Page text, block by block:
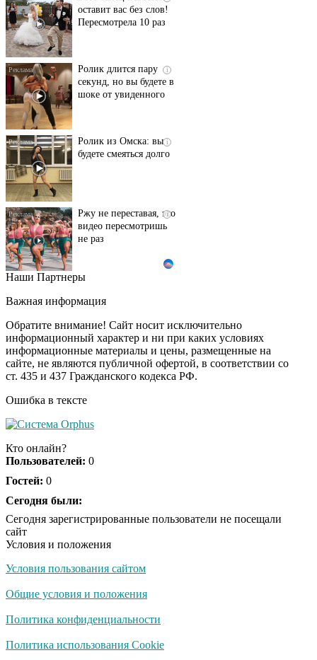
оставит вас без слов!
Пересмотрела 10 раз
i
Ролик длится пару
секунд, но вы будете в
шоке от увиденного
i
Ролик из Омска: вы
будете смеяться долго
i
Ржу не переставая, это
видео пересмотришь
не раз
Скрытая камера на
люди вытворяют, когда
их не видят...
i
Ролик длится
несколько секунд, а
смеяться вы будете
Королева вагона
Экс-бойфренд дочери
из-за макарон
Наши Партнеры
Важная информация
Обратите внимание! Сайт носит исключительно
информационный характер и ни при каких условиях
информационные материалы и цены, размещенные на
сайте, не являются публичной офертой, в соответствии со
ст. 435 и 437 Гражданского кодекса РФ.
Ошибка в тексте
Кто онлайн?
Пользователей: 0
Гостей: 0
Сегодня были:
Сегодня зарегистрированные пользователи не посещали
сайт
Условия и положения
Условия пользования сайтом
Общие условия и положения
Политика конфиденциальности
Политика использования Cookie